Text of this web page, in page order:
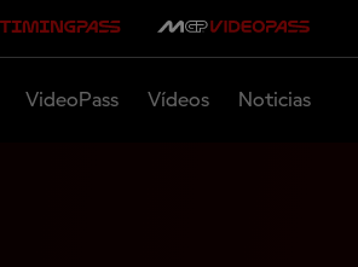
VideoPass Vídeos Noticias